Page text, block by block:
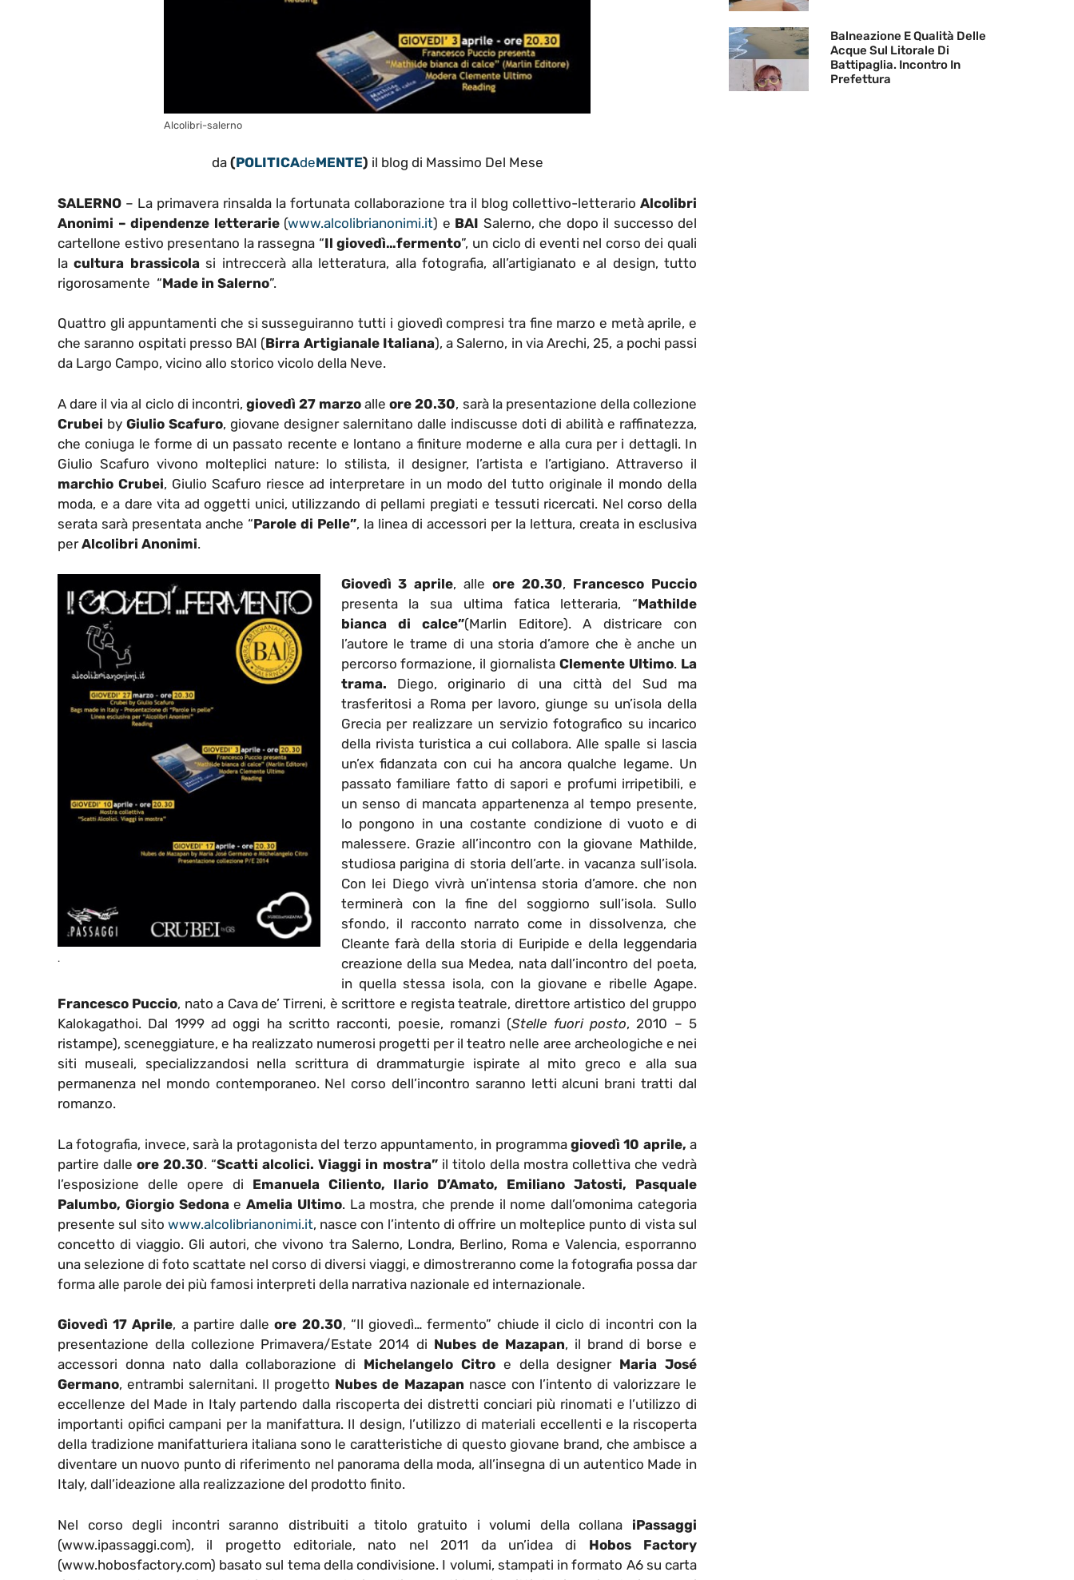
Alcolibri-salerno
da (POLITICAdeMENTE) il blog di Massimo Del Mese
SALERNO – La primavera rinsalda la fortunata collaborazione tra il blog collettivo-letterario Alcolibri
Anonimi – dipendenze letterarie(www.alcolibrianonimi.it) e BAI Salerno, che dopo il successo del
cartellone estivo presentano la rassegna “Il giovedì…fermento”, un ciclo di eventi nel corso dei quali
lacultura brassicolasi intreccerà alla letteratura, alla fotografia, all’artigianato e al design, tutto
rigorosamente “Made in Salerno”.
Quattro gli appuntamenti che si susseguiranno tutti i giovedì compresi tra fine marzo e metà aprile, e
che saranno ospitati presso BAI (Birra Artigianale Italiana), a Salerno, in via Arechi, 25, a pochi passi
da Largo Campo, vicino allo storico vicolo della Neve.
A dare il via al ciclo di incontri, giovedì 27 marzo alle ore 20.30, sarà la presentazione della collezione
Crubei by Giulio Scafuro, giovane designer salernitano dalle indiscusse doti di abilità e raffinatezza,
che coniuga le forme di un passato recente e lontano a finiture moderne e alla cura per i dettagli. In
Giulio Scafuro vivono molteplici nature: lo stilista, il designer, l’artista e l’artigiano. Attraverso il
marchio Crubei, Giulio Scafuro riesce ad interpretare in un modo del tutto originale il mondo della
moda, e a dare vita ad oggetti unici, utilizzando di pellami pregiati e tessuti ricercati. Nel corso della
serata sarà presentata anche “Parole di Pelle”, la linea di accessori per la lettura, creata in esclusiva
perAlcolibri Anonimi.
.
Giovedì 3 aprile, alleore 20.30, Francesco Puccio
presenta la sua ultima fatica letteraria, “Mathilde
bianca di calce”(Marlin Editore). A districare con
l’autore le trame di una storia d’amore che è anche un
percorso formazione, il giornalistaClemente Ultimo. La
trama. Diego, originario di una città del Sud ma
trasferitosi a Roma per lavoro, giunge su un’isola della
Grecia per realizzare un servizio fotografico su incarico
della rivista turistica a cui collabora. Alle spalle si lascia
un’ex fidanzata con cui ha ancora qualche legame. Un
passato familiare fatto di sapori e profumi irripetibili, e
un senso di mancata appartenenza al tempo presente,
lo pongono in una costante condizione di vuoto e di
malessere. Grazie all’incontro con la giovane Mathilde,
studiosa parigina di storia dell’arte. in vacanza sull’isola.
Con lei Diego vivrà un’intensa storia d’amore. che non
terminerà con la fine del soggiorno sull’isola. Sullo
sfondo, il racconto narrato come in dissolvenza, che
Cleante farà della storia di Euripide e della leggendaria
creazione della sua Medea, nata dall’incontro del poeta,
in quella stessa isola, con la giovane e ribelle Agape.
Francesco Puccio, nato a Cava de’ Tirreni, è scrittore e regista teatrale, direttore artistico del gruppo
Kalokagathoi. Dal 1999 ad oggi ha scritto racconti, poesie, romanzi (Stelle fuori posto, 2010 – 5
ristampe), sceneggiature, e ha realizzato numerosi progetti per il teatro nelle aree archeologiche e nei
siti museali, specializzandosi nella scrittura di drammaturgie ispirate al mito greco e alla sua
permanenza nel mondo contemporaneo. Nel corso dell’incontro saranno letti alcuni brani tratti dal
romanzo.
La fotografia, invece, sarà la protagonista del terzo appuntamento, in programma giovedì 10 aprile, a
partire dalleore 20.30. “Scatti alcolici. Viaggi in mostra” il titolo della mostra collettiva che vedrà
l’esposizione delle opere di Emanuela Ciliento, Ilario D’Amato, Emiliano Jatosti, Pasquale
Palumbo, Giorgio SedonaeAmelia Ultimo. La mostra, che prende il nome dall’omonima categoria
presente sul sito www.alcolibrianonimi.it, nasce con l’intento di offrire un molteplice punto di vista sul
concetto di viaggio. Gli autori, che vivono tra Salerno, Londra, Berlino, Roma e Valencia, esporranno
una selezione di foto scattate nel corso di diversi viaggi, e dimostreranno come la fotografia possa dar
forma alle parole dei più famosi interpreti della narrativa nazionale ed internazionale.
Giovedì 17 Aprile, a partire dalleore 20.30, “Il giovedì… fermento” chiude il ciclo di incontri con la
presentazione della collezione Primavera/Estate 2014 di Nubes de Mazapan, il brand di borse e
accessori donna nato dalla collaborazione di Michelangelo Citroe della designer Maria José
Germano, entrambi salernitani. Il progetto Nubes de Mazapan nasce con l’intento di valorizzare le
eccellenze del Made in Italy partendo dalla riscoperta dei distretti conciari più rinomati e l’utilizzo di
importanti opifici campani per la manifattura. Il design, l’utilizzo di materiali eccellenti e la riscoperta
della tradizione manifatturiera italiana sono le caratteristiche di questo giovane brand, che ambisce a
diventare un nuovo punto di riferimento nel panorama della moda, all’insegna di un autentico Made in
Italy, dall’ideazione alla realizzazione del prodotto finito.
Nel corso degli incontri saranno distribuiti a titolo gratuito i volumi della collana iPassaggi
(www.ipassaggi.com), il progetto editoriale, nato nel 2011 da un’idea di Hobos Factory
(www.hobosfactory.com) basato sul tema della condivisione. I volumi, stampati in formato A6 su carta
Balneazione E Qualità Delle
Acque Sul Litorale Di
Battipaglia. Incontro In
Prefettura